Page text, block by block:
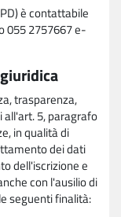
è contattabile
055 2757667 e-
trasparenza,
all'art. 5, paragrafo
in qualità di
dei dati
dell'iscrizione e
con l'ausilio di
seguenti finalità: